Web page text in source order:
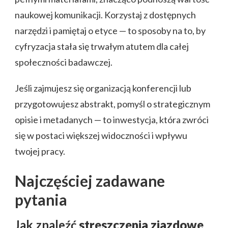
naukowej komunikacji. Korzystaj z dostępnych
narzędzi i pamiętaj o etyce — to sposoby na to, by
cyfryzacja stała się trwałym atutem dla całej
społeczności badawczej.
Jeśli zajmujesz się organizacją konferencji lub
przygotowujesz abstrakt, pomyśl o strategicznym
opisie i metadanych — to inwestycja, która zwróci
się w postaci większej widoczności i wpływu
twojej pracy.
Najczęściej zadawane
pytania
Jak znaleźć streszczenia zjazdowe